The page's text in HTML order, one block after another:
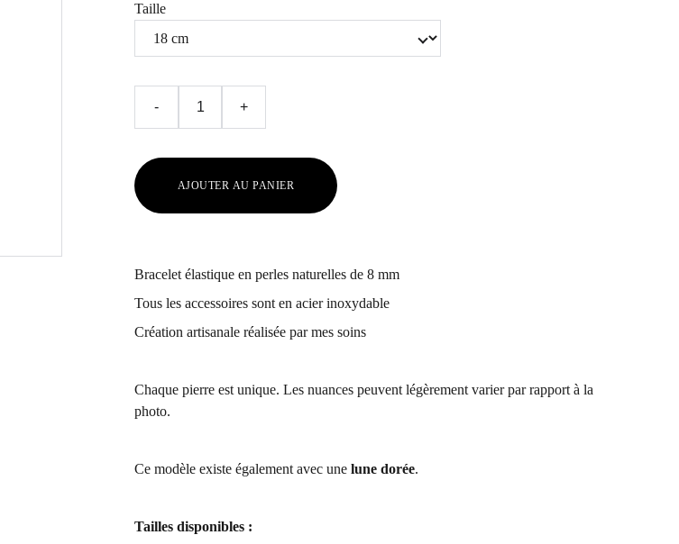
Taille
- +
AJOUTER AU PANIER
Bracelet élastique en perles naturelles de 8 mm
Tous les accessoires sont en acier inoxydable
Création artisanale réalisée par mes soins
Chaque pierre est unique. Les nuances peuvent légèrement varier par rapport à la
photo.
Ce modèle existe également avec une lune dorée.
Tailles disponibles :